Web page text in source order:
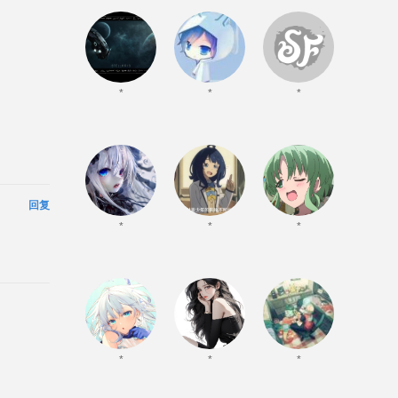
回复
* * *
* * *
* * *